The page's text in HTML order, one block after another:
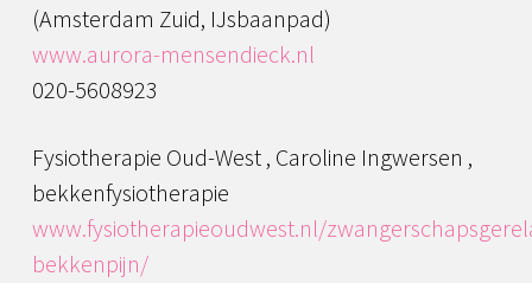
(Amsterdam Zuid, IJsbaanpad)
www.aurora-mensendieck.nl
020-5608923
Fysiotherapie Oud-West , Caroline Ingwersen ,
bekkenfysiotherapie
www.fysiotherapieoudwest.nl/
bekkenpijn/